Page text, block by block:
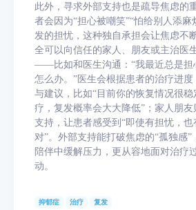
此外，寻求外部支持也是疏导焦虑的
者会因为“担心被嘲笑”“怕给别人添麻
发的担忧，这种独自承担会让焦虑不
全可以向信任的家人、朋友或主治医
——比如和医生沟通：“我最近总是担
怎么办。”医生会根据患者的治疗进
与建议，比如“目前你的恢复情况很
疗，复发概率会大大降低”；家人朋
支持，让患者感受到“即使有担忧，
对”。外部支持能打破焦虑的“孤独感
陪伴中缓解压力，更从容地面对治疗
动。
抑郁症 治疗 复发